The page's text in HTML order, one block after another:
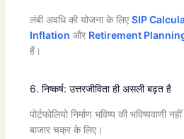
लंबी अवधि की योजना के लिए SIP
Inflation और Retirement
हैं।
6. निष्कर्ष: उत्तरजीविता ही असली बढ़त है
पोर्टफोलियो निर्माण भविष्य की भविष्यवाणी
बाजार चक्र के लिए।